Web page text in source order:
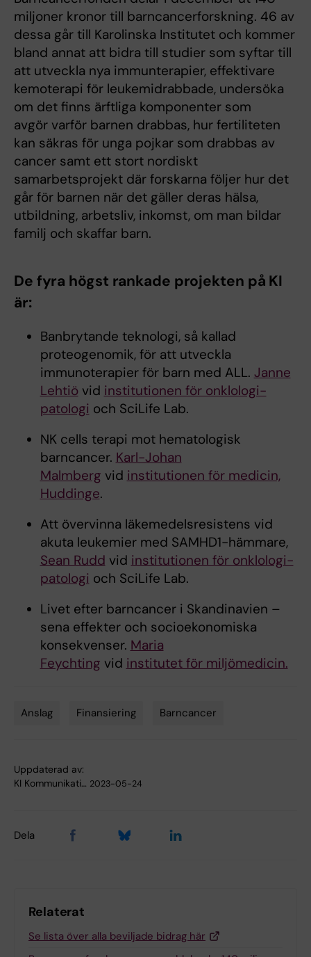
miljoner kronor till barncancerforskning. 46 av
dessa går till Karolinska Institutet och kommer
bland annat att bidra till studier som syftar till
att utveckla nya immunterapier, effektivare
kemoterapi för leukemidrabbade, undersöka
om det finns ärftliga komponenter som
avgör varför barnen drabbas, hur fertiliteten
kan säkras för unga pojkar som drabbas av
cancer samt ett stort nordiskt
samarbetsprojekt där forskarna följer hur det
går för barnen när det gäller deras hälsa,
utbildning, arbetsliv, inkomst, om man bildar
familj och skaffar barn.
De fyra högst rankade projekten på KI
är:
Banbrytande teknologi, så kallad
proteogenomik, för att utveckla
immunoterapier för barn med ALL. Janne
Lehtiövid institutionen för onklologi-
patologi och SciLife Lab.
NK cells terapi mot hematologisk
barncancer. Karl-Johan
Malmberg vid institutionen för medicin,
Huddinge.
Att övervinna läkemedelsresistens vid
akuta leukemier med SAMHD1-hämmare,
Sean Rudd vid institutionen för onklologi-
patologi och SciLife Lab.
Livet efter barncancer i Skandinavien –
sena effekter och socioekonomiska
konsekvenser. Maria
Feychting vid institutet för miljömedicin.
Anslag Finansiering Barncancer
Uppdaterad av:
KI Kommunikati… 2023-05-24
Dela
Relaterat
Se lista över alla beviljade bidrag här